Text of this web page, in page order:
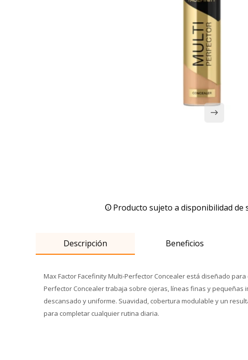
Producto sujeto a disponibilidad de
Descripción Beneficios
Max Factor Facefinity Multi-Perfector Concealer está diseñado
Perfector Concealer trabaja sobre ojeras, líneas finas y
descansado y uniforme. Suavidad, cobertura modulable y un
para completar cualquier rutina diaria.